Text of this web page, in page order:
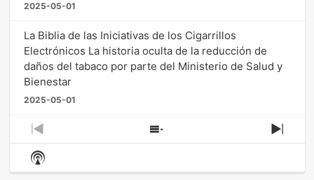
2025-05-01
La Biblia de las Iniciativas de los Cigarrillos
Electrónicos La historia oculta de la reducción de
daños del tabaco por parte del Ministerio de Salud y
Bienestar
2025-05-01
Previous
Episode
Show
Episodes
Next
Show
Podcast